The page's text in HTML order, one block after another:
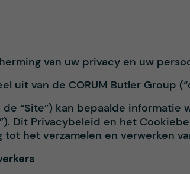
van uw privacy en uw
uit van de CORUM Butler Group
“Site”) kan bepaalde informatie
Dit Privacybeleid en het
het verzamelen en verwerken